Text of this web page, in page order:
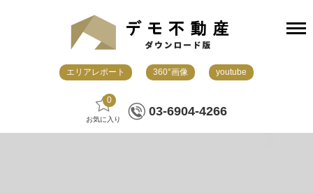
エリアレポート 360°画像 youtube
0
お気に入り
03-6904-4266